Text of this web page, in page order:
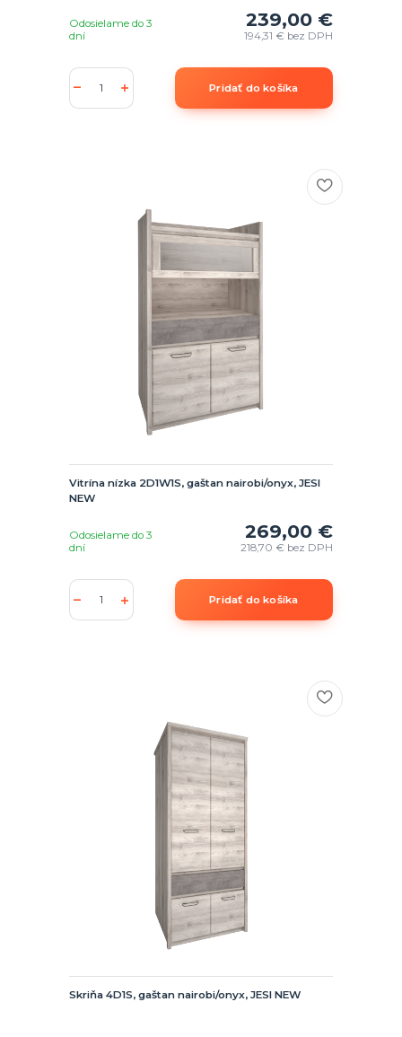
239,00 €
194,31 € bez DPH
Odosielame do 3
dní
Pridať do košíka
Vitrína nízka 2D1W1S, gaštan nairobi/onyx, JESI
NEW
269,00 €
218,70 € bez DPH
Odosielame do 3
dní
Pridať do košíka
Skriňa 4D1S, gaštan nairobi/onyx, JESI NEW